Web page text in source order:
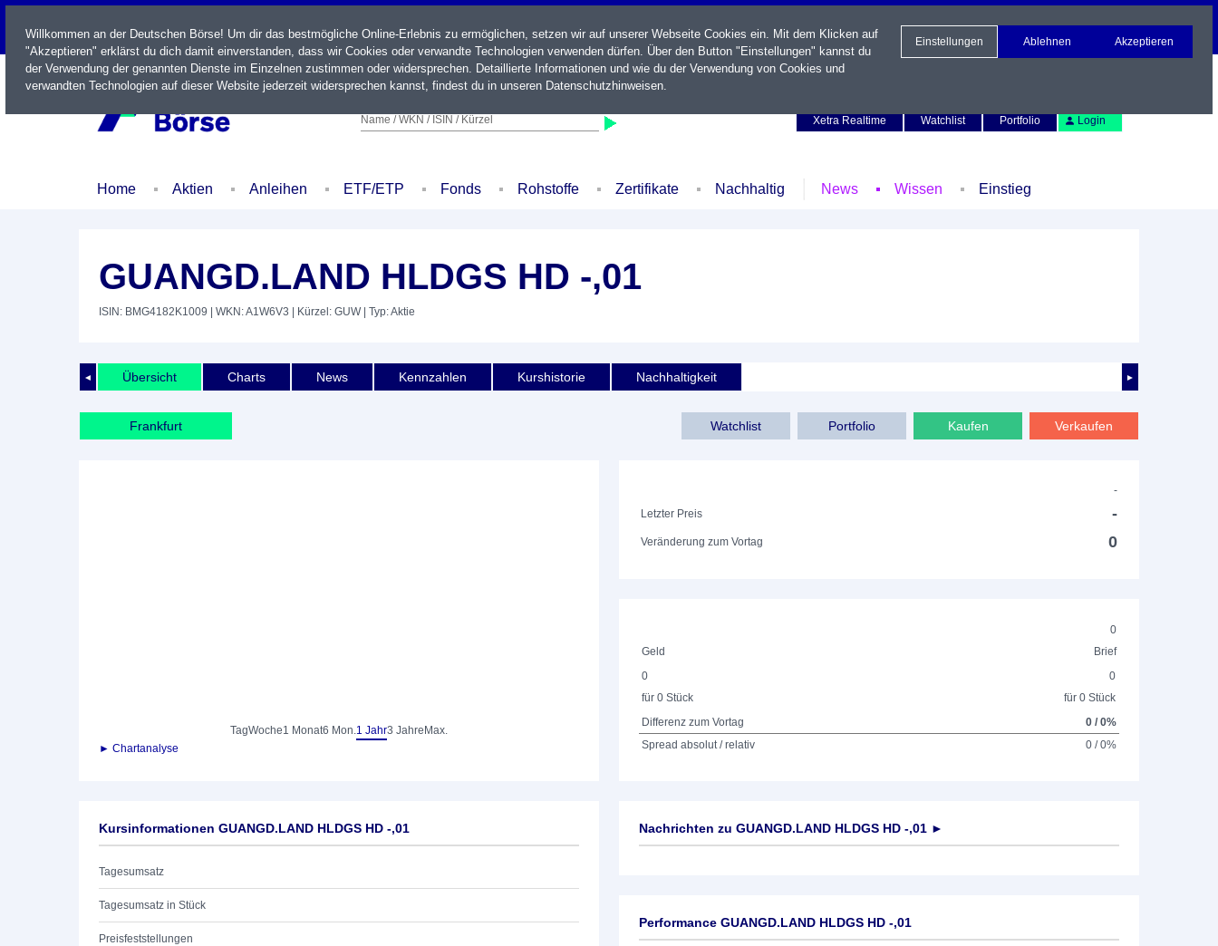
LIVE
Name / WKN / ISIN / Kürzel
Xetra Realtime
Watchlist Portfolio Login
Home Aktien Anleihen ETF/ETP Fonds Rohstoffe Zertifikate Nachhaltig News Wissen Einstieg
GUANGD.LAND HLDGS HD -,01
ISIN: BMG4182K1009 | WKN: A1W6V3 | Kürzel: GUW| Typ: Aktie
◄ ►
Übersicht Charts News Kennzahlen Kurshistorie Nachhaltigkeit
Frankfurt Watchlist Portfolio Kaufen Verkaufen
TagWoche1 Monat6 Mon.1 Jahr3 Jahre Max.
► Chartanalyse
-
Letzter Preis
-
Veränderung zum Vortag 0
0
Geld
Brief
0
für 0 Stück
0
für 0 Stück
Differenz zum Vortag
0 / 0%
Spread absolut / relativ
0 / 0%
Kursinformationen GUANGD.LAND HLDGS HD -,01
Tagesumsatz
Tagesumsatz in Stück
Preisfeststellungen
Nachrichten zu GUANGD.LAND HLDGS HD -,01 ►
Performance GUANGD.LAND HLDGS HD -,01
Willkommen an der Deutschen Börse! Um dir das bestmögliche Online-Erlebnis zu ermöglichen, setzen wir auf unserer Webseite Cookies ein. Mit dem Klicken auf
"Akzeptieren" erklärst du dich damit einverstanden, dass wir Cookies oder verwandte Technologien verwenden dürfen. Über den Button "Einstellungen" kannst du
der Verwendung der genannten Dienste im Einzelnen zustimmen oder widersprechen. Detaillierte Informationen und wie du der Verwendung von Cookies und
verwandten Technologien auf dieser Website jederzeit widersprechen kannst, findest du in unseren Datenschutzhinweisen.
Einstellungen Ablehnen Akzeptieren